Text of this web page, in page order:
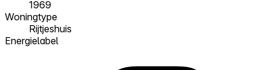
1969
Woningtype
Rijtjeshuis
Energielabel